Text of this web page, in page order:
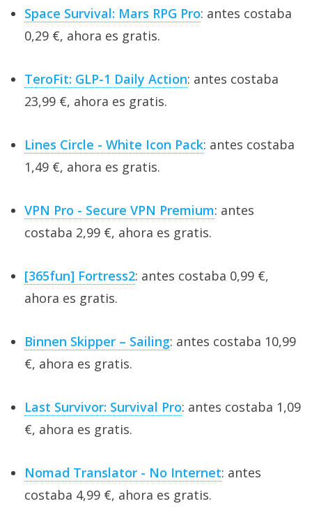
Space Survival: Mars RPG Pro: antes costaba
0,29 €, ahora es gratis.
TeroFit: GLP-1 Daily Action: antes costaba
23,99 €, ahora es gratis.
Lines Circle - White Icon Pack: antes costaba
1,49 €, ahora es gratis.
VPN Pro - Secure VPN Premium: antes
costaba 2,99 €, ahora es gratis.
[365fun] Fortress2: antes costaba 0,99 €,
ahora es gratis.
Binnen Skipper – Sailing: antes costaba 10,99
€, ahora es gratis.
Last Survivor: Survival Pro: antes costaba 1,09
€, ahora es gratis.
Nomad Translator - No Internet: antes
costaba 4,99 €, ahora es gratis.